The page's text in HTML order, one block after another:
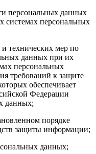
персональных данных
системах персональных
технических мер по
данных при их
персональных
требований к защите
обеспечивает
Федерации
данных;
порядке
защиты информации;
данных;